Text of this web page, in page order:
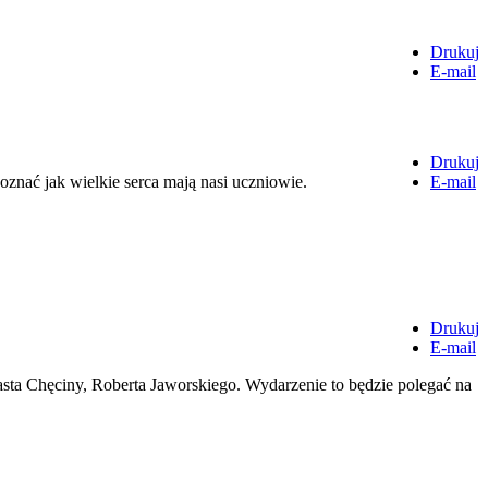
Drukuj
E-mail
Drukuj
E-mail
jak wielkie serca mają nasi uczniowie.
Drukuj
E-mail
Chęciny, Roberta Jaworskiego. Wydarzenie to będzie polegać na